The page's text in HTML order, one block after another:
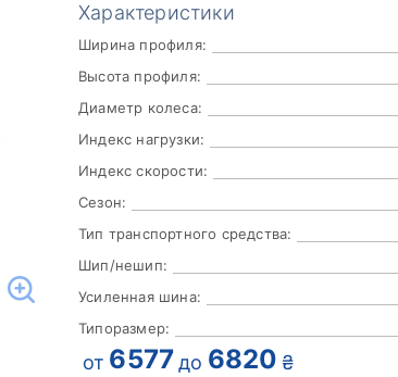
Характеристики
Ширина профиля:
Высота профиля:
Диаметр колеса:
Индекс нагрузки:
Индекс скорости:
Сезон:
Тип транспортного средства:
Шип/нешип:
Усиленная шина:
Типоразмер:
от 6577 до 6820 ₴